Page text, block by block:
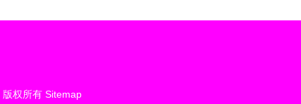
版权所有 Sitemap